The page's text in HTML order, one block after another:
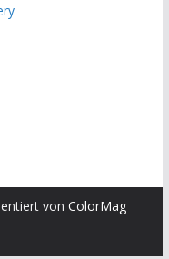
von ColorMag